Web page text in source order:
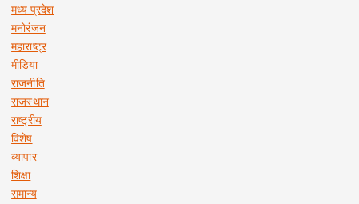
मध्य प्रदेश
मनोरंजन
महाराष्ट्र
मीडिया
राजनीति
राजस्थान
राष्ट्रीय
विशेष
व्यापार
शिक्षा
समान्य